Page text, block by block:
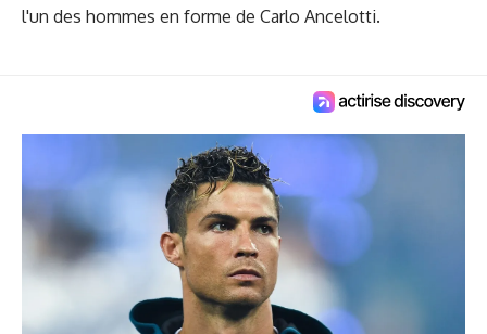
l'un des hommes en forme de Carlo Ancelotti.